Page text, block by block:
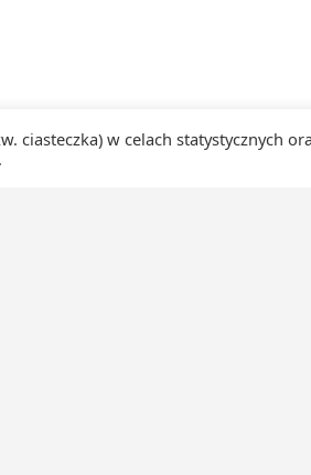
ciasteczka) w celach statystycznych